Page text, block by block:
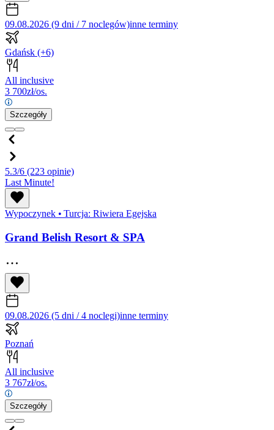
09.08.2026 (9 dni / 7 noclegów)inne terminy
Gdańsk (+6)
All inclusive
3 700zł/os.
Szczegóły
5.3/6 (223 opinie)
Last Minute!
Wypoczynek • Turcja: Riwiera Egejska
Grand Belish Resort & SPA
09.08.2026 (5 dni / 4 noclegi)inne terminy
Poznań
All inclusive
3 767zł/os.
Szczegóły